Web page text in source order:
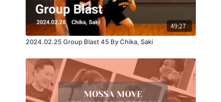
49:27
2024.02.25 Group Blast 45 By Chika, Saki